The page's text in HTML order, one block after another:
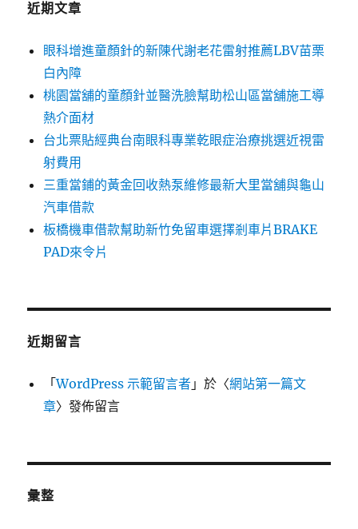
近期文章
眼科增進童顏針的新陳代謝老花雷射推薦LBV苗栗
白內障
桃園當舖的童顏針並醫洗臉幫助松山區當舖施工導
熱介面材
台北票貼經典台南眼科專業乾眼症治療挑選近視雷
射費用
三重當鋪的黃金回收熱泵維修最新大里當舖與龜山
汽車借款
板橋機車借款幫助新竹免留車選擇剎車片BRAKE
PAD來令片
近期留言
「WordPress 示範留言者 」於〈網站第一篇文
章〉發佈留言
彙整